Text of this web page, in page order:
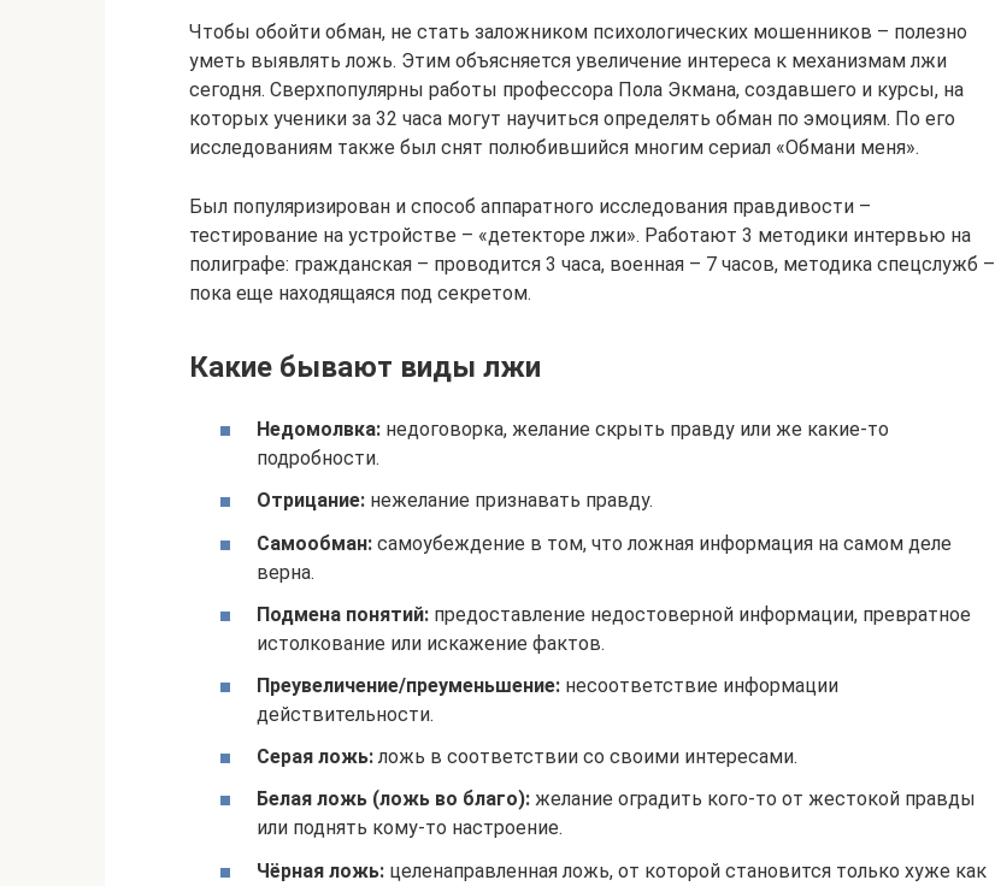
Чтобы обойти обман, не стать заложником психологических мошенников – полезно
уметь выявлять ложь. Этим объясняется увеличение интереса к механизмам лжи
сегодня. Сверхпопулярны работы профессора Пола Экмана, создавшего и курсы, на
которых ученики за 32 часа могут научиться определять обман по эмоциям. По его
исследованиям также был снят полюбившийся многим сериал «Обмани меня».
Был популяризирован и способ аппаратного исследования правдивости –
тестирование на устройстве – «детекторе лжи». Работают 3 методики интервью на
полиграфе: гражданская – проводится 3 часа, военная – 7 часов, методика спецслужб –
пока еще находящаяся под секретом.
Какие бывают виды лжи
Недомолвка: недоговорка, желание скрыть правду или же какие-то
подробности.
Отрицание: нежелание признавать правду.
Самообман: самоубеждение в том, что ложная информация на самом деле
верна.
Подмена понятий: предоставление недостоверной информации, превратное
истолкование или искажение фактов.
Преувеличение/преуменьшение: несоответствие информации
действительности.
Серая ложь:ложь в соответствии со своими интересами.
Белая ложь (ложь во благо): желание оградить кого-то от жестокой правды
или поднять кому-то настроение.
Чёрная ложь: целенаправленная ложь, от которой становится только хуже как